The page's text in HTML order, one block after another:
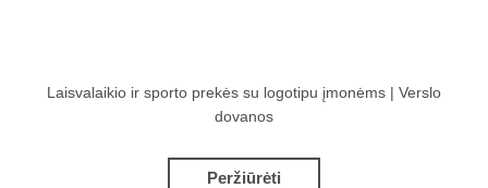
Laisvalaikio ir sporto prekės su logotipu įmonėms | Verslo
dovanos
Peržiūrėti